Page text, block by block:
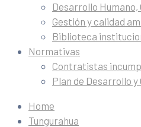
Desarrollo
Gestión y calidad
Biblioteca
Normativas
Contratistas
Plan de Desarrollo
Home
Tungurahua